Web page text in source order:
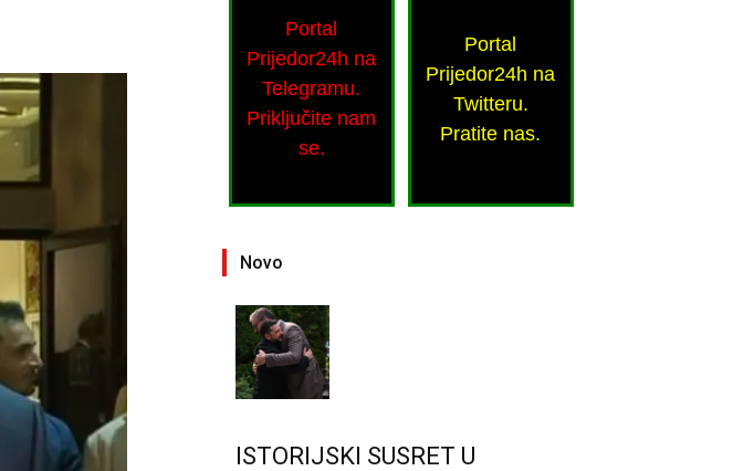
Portal
Prijedor24h na
Telegramu.
Priključite nam
se.
Portal
Prijedor24h na
Twitteru.
Pratite nas.
Novo
ISTORIJSKI SUSRET U